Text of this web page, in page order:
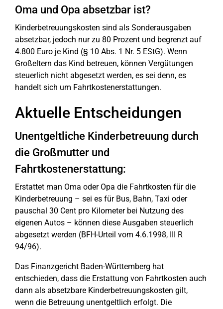
Oma und Opa absetzbar ist?
Kinderbetreuungskosten sind als Sonderausgaben
absetzbar, jedoch nur zu 80 Prozent und begrenzt auf
4.800 Euro je Kind (§ 10 Abs. 1 Nr. 5 EStG). Wenn
Großeltern das Kind betreuen, können Vergütungen
steuerlich nicht abgesetzt werden, es sei denn, es
handelt sich um Fahrtkostenerstattungen.
Aktuelle Entscheidungen
Unentgeltliche Kinderbetreuung durch
die Großmutter und
Fahrtkostenerstattung:
Erstattet man Oma oder Opa die Fahrtkosten für die
Kinderbetreuung – sei es für Bus, Bahn, Taxi oder
pauschal 30 Cent pro Kilometer bei Nutzung des
eigenen Autos – können diese Ausgaben steuerlich
abgesetzt werden (BFH-Urteil vom 4.6.1998, III R
94/96).
Das Finanzgericht Baden-Württemberg hat
entschieden, dass die Erstattung von Fahrtkosten auch
dann als absetzbare Kinderbetreuungskosten gilt,
wenn die Betreuung unentgeltlich erfolgt. Die